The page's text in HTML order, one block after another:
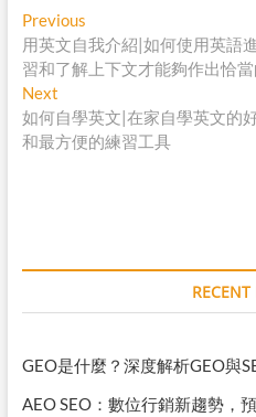
y
L
i
n
k
b
o
k
e
n
e
r
Post
navigation
PreviousPrevious
post:
用英文自我介紹|如何使用英語
習和了解上下文才能夠作出恰
NextNext
post:
如何自學英文|在家自學英文的
和最方便的練習工具
RECENT
GEO是什麼？深度解析GEO與
AEO SEO：數位行銷新趨勢，